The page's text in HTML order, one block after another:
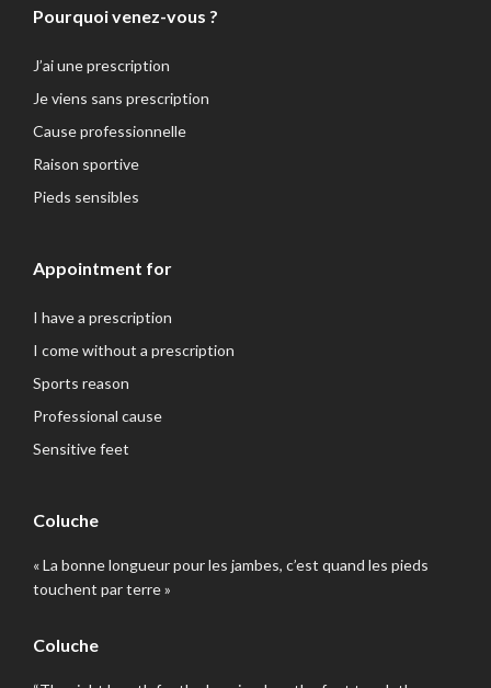
Pourquoi venez-vous ?
J’ai une prescription
Je viens sans prescription
Cause professionnelle
Raison sportive
Pieds sensibles
Appointment for
I have a prescription
I come without a prescription
Sports reason
Professional cause
Sensitive feet
Coluche
« La bonne longueur pour les jambes, c’est quand les pieds
touchent par terre »
Coluche